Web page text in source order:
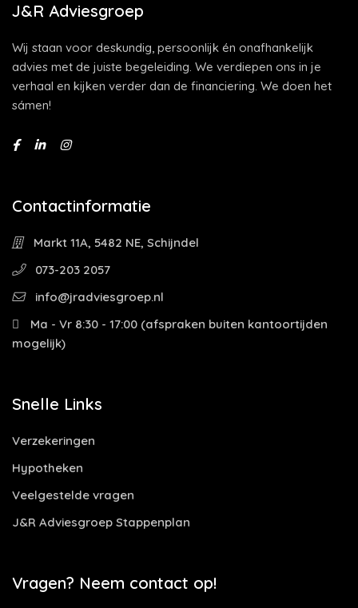
J&R Adviesgroep
Wij staan voor deskundig, persoonlijk én onafhankelijk
advies met de juiste begeleiding. We verdiepen ons in je
verhaal en kijken verder dan de financiering. We doen het
sámen!
Contactinformatie
Markt 11A, 5482 NE, Schijndel
073-203 2057
info@jradviesgroep.nl
Ma - Vr 8:30 - 17:00 (afspraken buiten kantoortijden
mogelijk)
Snelle Links
Verzekeringen
Hypotheken
Veelgestelde vragen
J&R Adviesgroep Stappenplan
Vragen? Neem contact op!